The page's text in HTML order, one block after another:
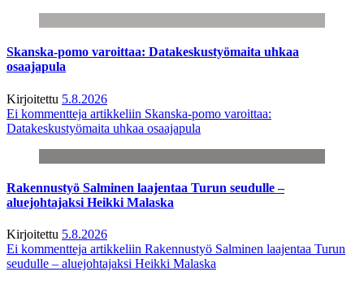
Skanska-pomo varoittaa: Datakeskustyömaita uhkaa
osaajapula
Kirjoitettu 5.8.2026
Ei kommentteja artikkeliin Skanska-pomo varoittaa:
Datakeskustyömaita uhkaa osaajapula
Rakennustyö Salminen laajentaa Turun seudulle –
aluejohtajaksi Heikki Malaska
Kirjoitettu 5.8.2026
Ei kommentteja artikkeliin Rakennustyö Salminen laajentaa Turun
seudulle – aluejohtajaksi Heikki Malaska